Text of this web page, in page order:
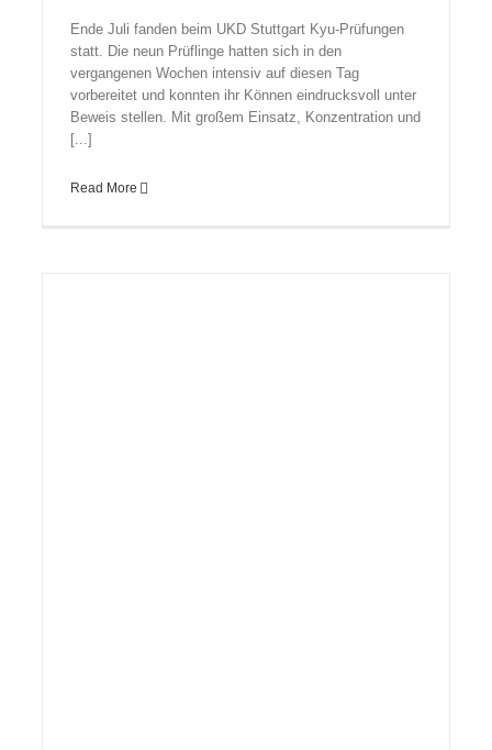
Ende Juli fanden beim UKD Stuttgart Kyu-Prüfungen
statt. Die neun Prüflinge hatten sich in den
vergangenen Wochen intensiv auf diesen Tag
vorbereitet und konnten ihr Können eindrucksvoll unter
Beweis stellen. Mit großem Einsatz, Konzentration und
[...]
Read More